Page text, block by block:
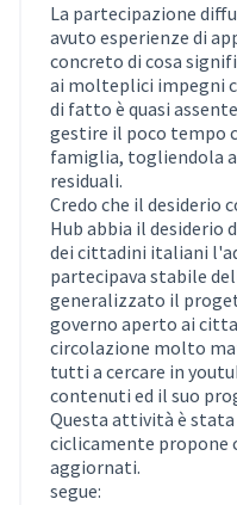
La partecipazione
avuto esperienze di
concreto di cosa
ai molteplici impegni
di fatto è quasi
gestire il poco tempo
famiglia, togliendola
residuali.
Credo che il desiderio
Hub abbia il desiderio
dei cittadini italiani
partecipava stabile
generalizzato il
governo aperto ai
circolazione molto
tutti a cercare in
contenuti ed il suo
Questa attività è
ciclicamente propone
aggiornati.
segue: